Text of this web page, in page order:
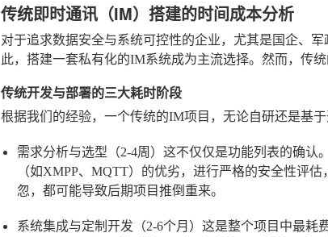
传统即时通讯（IM）搭建的时间成本分析
对于追求数据安全与系统可控性的企业，尤其是国企、
此，搭建一套私有化的IM系统成为主流选择。然而，传
传统开发与部署的三大耗时阶段
根据我们的经验，一个传统的IM项目，无论自研还是基
需求分析与选型（2-4周） 这不仅仅是功能列表的确认
（如XMPP、MQTT）的优劣，进行严格的安全性评
忽，都可能导致后期项目推倒重来。
系统集成与定制开发（2-6个月） 这是整个项目中最耗